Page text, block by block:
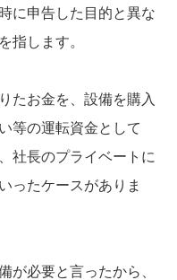
に申告した目的と異な
指します。
たお金を、設備を購入
等の運転資金として
社長のプライベートに
ったケースがありま
が必要と言ったから、